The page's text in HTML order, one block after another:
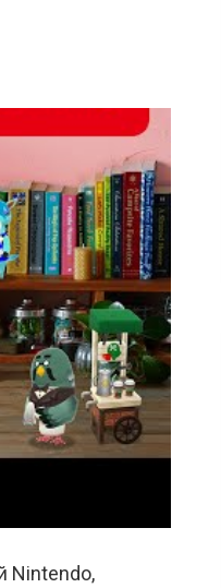
Nintendo,